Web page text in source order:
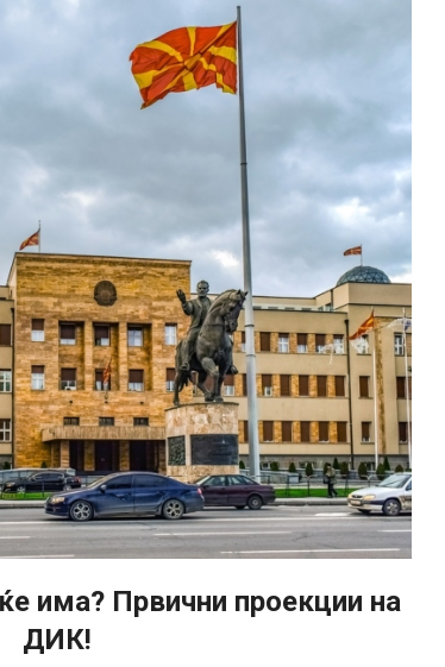
има? Првични проекции на
ДИК!